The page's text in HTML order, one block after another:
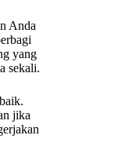
Anda
yang
sekali.
jika